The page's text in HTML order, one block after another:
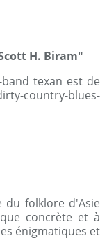
H. Biram"
texan est de
country-blues-
du folklore d'Asie
concrète et à
énigmatiques et